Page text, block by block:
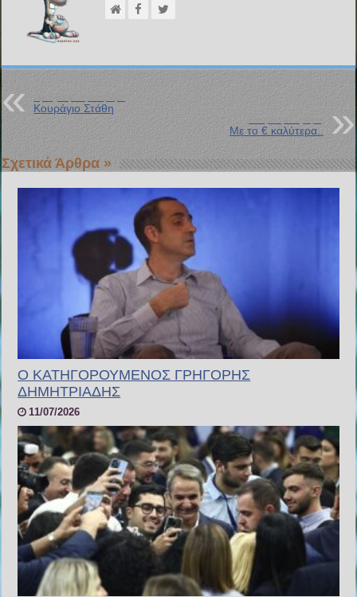
Προηγούμενη Ανάρτηση
Κουράγιο Στάθη
Επόμενη Ανάρτηση
Με το € καλύτερα..
Σχετικά Άρθρα »
Ο ΚΑΤΗΓΟΡΟΥΜΕΝΟΣ ΓΡΗΓΟΡΗΣ
ΔΗΜΗΤΡΙΑΔΗΣ
11/07/2026